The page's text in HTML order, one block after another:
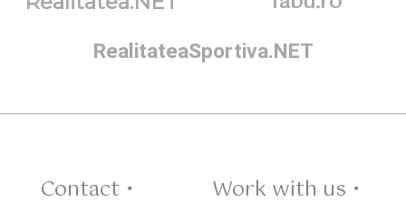
RealitateaSportiva.NET
Contact • Work with us •